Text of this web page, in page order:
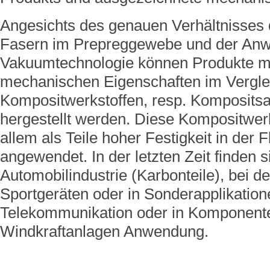
Angesichts des genauen
Fasern im Prepreggewebe und der
Vakuumtechnologie können Produkte
mechanischen Eigenschaften im
Kompositwerkstoffen, resp.
hergestellt werden. Diese
allem als Teile hoher Festigkeit in der
angewendet. In der letzten Zeit finden
Automobilindustrie (Karbonteile), bei
Sportgeräten oder in
Telekommunikation oder in
Windkraftanlagen Anwendung.